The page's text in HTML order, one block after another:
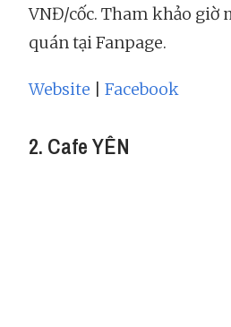
VNĐ/cốc. Tham khảo giờ
quán tại Fanpage.
Website Facebook
2. Cafe YÊN